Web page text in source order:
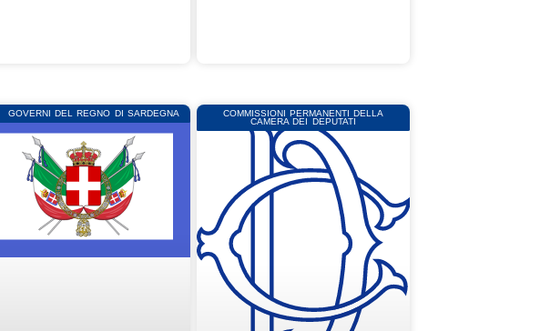
GOVERNI DEL REGNO DI SARDEGNA
COMMISSIONI PERMANENTI DELLA
CAMERA DEI DEPUTATI